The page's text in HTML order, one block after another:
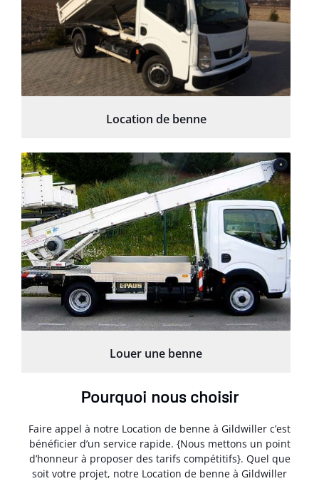
Location de benne
Louer une benne
Pourquoi nous choisir
Faire appel à notre Location de benne à Gildwiller c’est
bénéficier d’un service rapide. {Nous mettons un point
d’honneur à proposer des tarifs compétitifs}. Quel que
soit votre projet, notre Location de benne à Gildwiller